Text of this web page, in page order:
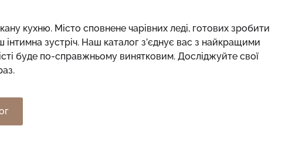
кухню. Місто сповнене чарівних леді, готових зробити
зустріч. Наш каталог з’єднує вас з найкращими
буде по-справжньому винятковим. Досліджуйте свої